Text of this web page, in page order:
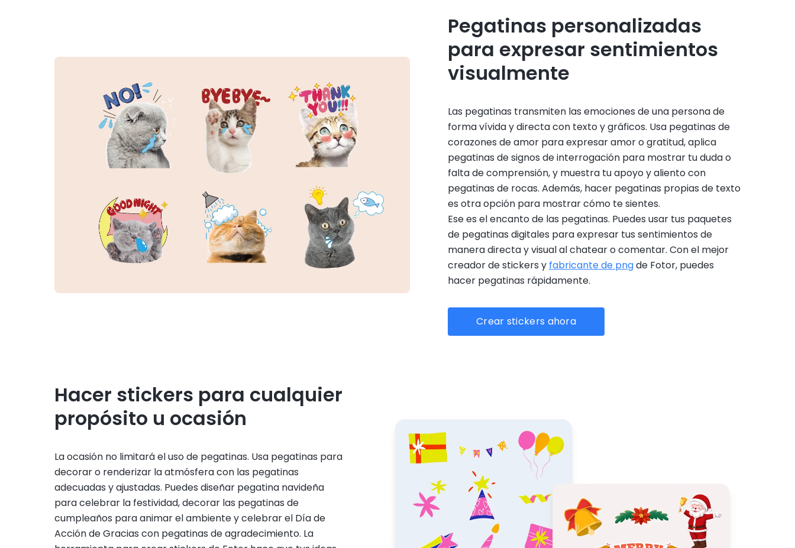
Pegatinas personalizadas
para expresar sentimientos
visualmente
Las pegatinas transmiten las emociones de una persona de
forma vívida y directa con texto y gráficos. Usa pegatinas de
corazones de amor para expresar amor o gratitud, aplica
pegatinas de signos de interrogación para mostrar tu duda o
falta de comprensión, y muestra tu apoyo y aliento con
pegatinas de rocas. Además, hacer pegatinas propias de texto
es otra opción para mostrar cómo te sientes.
Ese es el encanto de las pegatinas. Puedes usar tus paquetes
de pegatinas digitales para expresar tus sentimientos de
manera directa y visual al chatear o comentar. Con el mejor
creador de stickers y fabricante de pngde Fotor, puedes
hacer pegatinas rápidamente.
Crear stickers ahora
Hacer stickers para cualquier
propósito u ocasión
La ocasión no limitará el uso de pegatinas. Usa pegatinas para
decorar o renderizar la atmósfera con las pegatinas
adecuadas y ajustadas. Puedes diseñar pegatina navideña
para celebrar la festividad, decorar las pegatinas de
cumpleaños para animar el ambiente y celebrar el Día de
Acción de Gracias con pegatinas de agradecimiento. La